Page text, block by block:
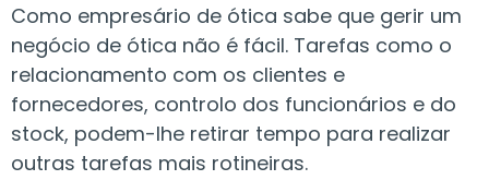
Como empresário de ótica sabe que gerir um
negócio de ótica não é fácil. Tarefas como o
relacionamento com os clientes e
fornecedores, controlo dos funcionários e do
stock, podem-lhe retirar tempo para realizar
outras tarefas mais rotineiras.